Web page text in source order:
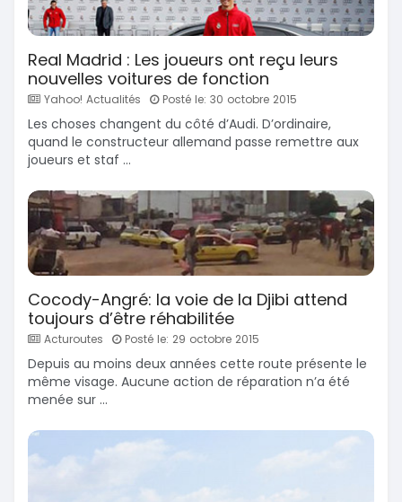
Real Madrid : Les joueurs ont reçu leurs
nouvelles voitures de fonction
Yahoo! Actualités Posté le: 30 octobre 2015
Les choses changent du côté d’Audi. D’ordinaire,
quand le constructeur allemand passe remettre aux
joueurs et staf ...
Cocody-Angré: la voie de la Djibi attend
toujours d’être réhabilitée
Acturoutes Posté le: 29 octobre 2015
Depuis au moins deux années cette route présente le
même visage. Aucune action de réparation n’a été
menée sur ...